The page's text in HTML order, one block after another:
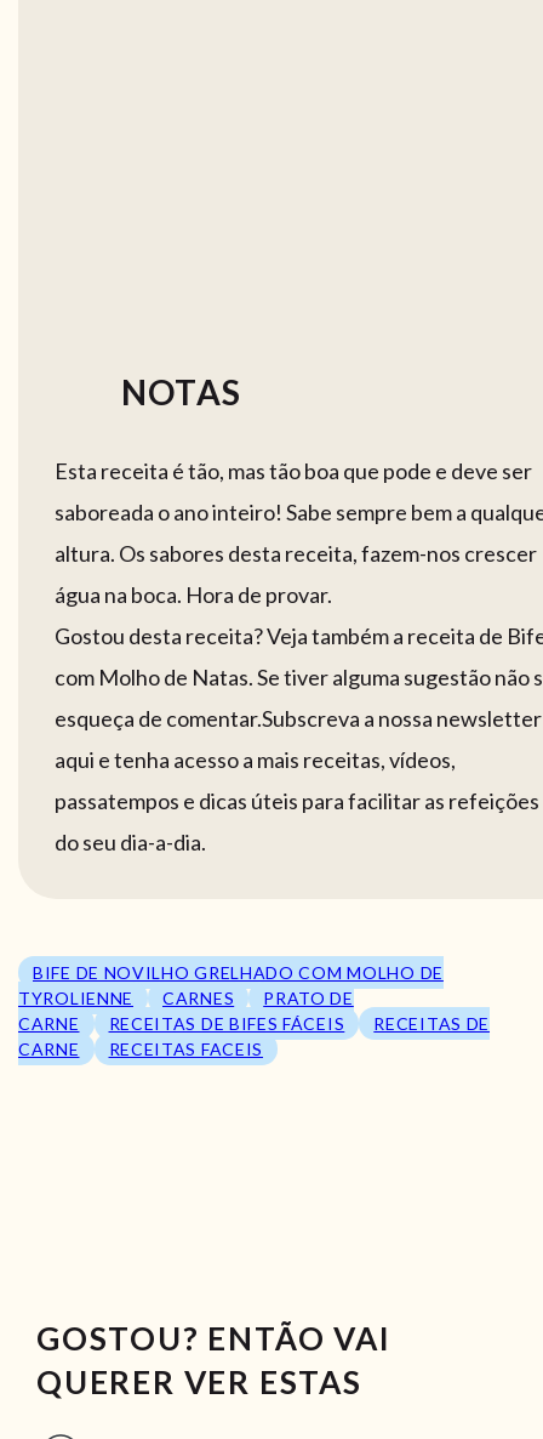
NOTAS
Esta receita é tão, mas tão boa que pode e deve ser
saboreada o ano inteiro! Sabe sempre bem a
altura. Os sabores desta receita, fazem-nos crescer
água na boca. Hora de provar.
Gostou desta receita? Veja também a receita de
com Molho de Natas. Se tiver alguma sugestão não
esqueça de comentar.Subscreva a nossa newsletter
aqui e tenha acesso a mais receitas, vídeos,
passatempos e dicas úteis para facilitar as refeições
do seu dia-a-dia.
BIFE DE NOVILHO GRELHADO COM MOLHO DE
TYROLIENNE
CARNES
PRATO DE
CARNE
RECEITAS DE BIFES FÁCEIS
RECEITAS DE
CARNE
RECEITAS FACEIS
GOSTOU? ENTÃO VAI
QUERER VER ESTAS